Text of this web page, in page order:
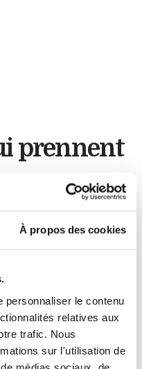
À propos des cookies
personnaliser le contenu
relatives aux
trafic. Nous
sur l'utilisation de
prennent
projet est unique.
nous mettons en
exigence du détail
aménagements